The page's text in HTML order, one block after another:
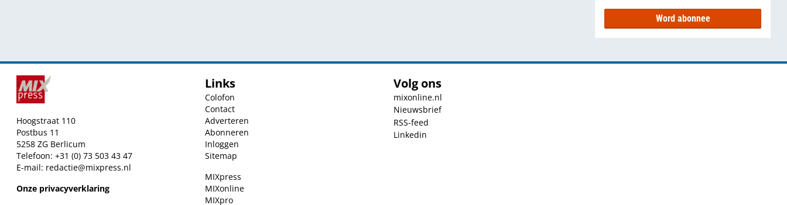
Word abonnee
Hoogstraat 110
Postbus 11
5258 ZG Berlicum
Telefoon: +31 (0) 73 503 43 47
E-mail: redactie@mixpress.nl
Onze privacyverklaring
Links
Colofon
Contact
Adverteren
Abonneren
Inloggen
Sitemap
MIXpress
MIXonline
MIXpro
Volg ons
mixonline.nl
Nieuwsbrief
RSS-feed
Linkedin